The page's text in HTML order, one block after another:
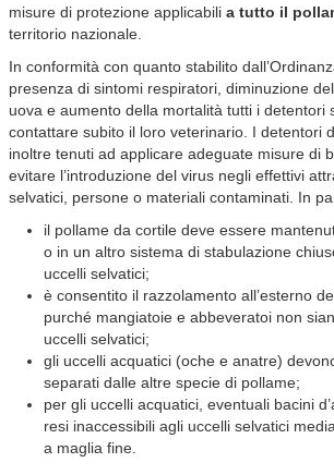
misure di protezione applicabili a tutto il
territorio nazionale.
In conformità con quanto stabilito
presenza di sintomi respiratori, diminuzione
uova e aumento della mortalità tutti i detentori
contattare subito il loro veterinario. I detentori
inoltre tenuti ad applicare adeguate misure di
evitare l’introduzione del virus negli effettivi
selvatici, persone o materiali contaminati. In
il pollame da cortile deve essere
o in un altro sistema di stabulazione
uccelli selvatici;
è consentito il razzolamento all’esterno
purché mangiatoie e abbeveratoi non
uccelli selvatici;
gli uccelli acquatici (oche e anatre)
separati dalle altre specie di pollame;
per gli uccelli acquatici, eventuali bacini
resi inaccessibili agli uccelli selvatici
a maglia fine.